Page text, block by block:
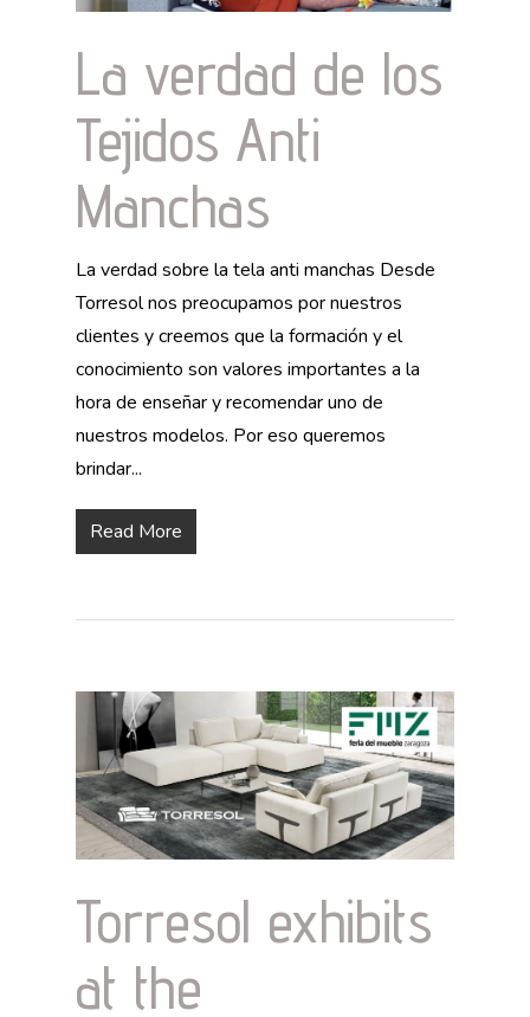
La verdad de los
Tejidos Anti
Manchas
La verdad sobre la tela anti manchas Desde
Torresol nos preocupamos por nuestros
clientes y creemos que la formación y el
conocimiento son valores importantes a la
hora de enseñar y recomendar uno de
nuestros modelos. Por eso queremos
brindar...
Read More
Torresol exhibits
at the